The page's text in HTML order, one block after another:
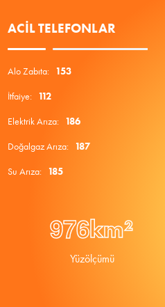
ACIL TELEFONLAR
Alo Zabıta: 153
İtfaiye: 112
Elektrik Arıza: 186
Doğalgaz Arıza: 187
Su Arıza: 185
976km²
Yüzölçümü